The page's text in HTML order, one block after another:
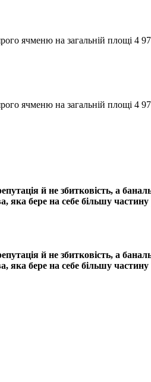
ячменю на загальній площі 4
ячменю на загальній площі 4
й не збитковість, а
бере на себе більшу
й не збитковість, а
бере на себе більшу